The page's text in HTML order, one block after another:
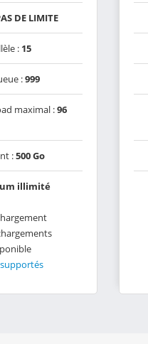
DE LIMITE
: 15
:999
maximal :96
:500 Go
illimité